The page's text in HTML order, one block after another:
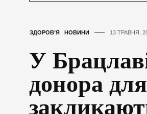
ЗДОРОВ’Я НОВИНИ 13 ТРАВНЯ,
У
донора